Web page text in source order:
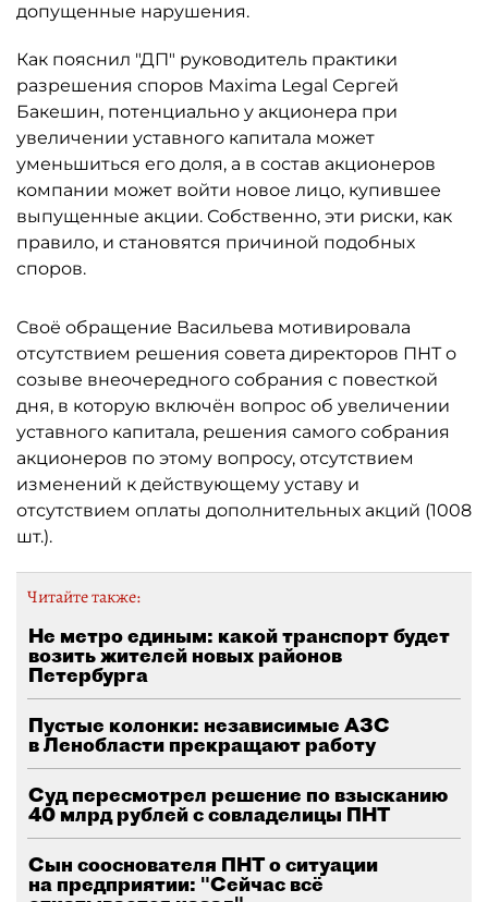
допущенные нарушения.
Как пояснил "ДП" руководитель практики
разрешения споров Maxima Legal Сергей
Бакешин, потенциально у акционера при
увеличении уставного капитала может
уменьшиться его доля, а в состав акционеров
компании может войти новое лицо, купившее
выпущенные акции. Собственно, эти риски, как
правило, и становятся причиной подобных
споров.
Своё обращение Васильева мотивировала
отсутствием решения совета директоров ПНТ о
созыве внеочередного собрания с повесткой
дня, в которую включён вопрос об увеличении
уставного капитала, решения самого собрания
акционеров по этому вопросу, отсутствием
изменений к действующему уставу и
отсутствием оплаты дополнительных акций (1008
шт.).
Читайте также:
Не метро единым: какой транспорт будет
возить жителей новых районов
Петербурга
Пустые колонки: независимые АЗС
в Ленобласти прекращают работу
Суд пересмотрел решение по взысканию
40 млрд рублей с совладелицы ПНТ
Сын сооснователя ПНТ о ситуации
на предприятии: "Сейчас всё